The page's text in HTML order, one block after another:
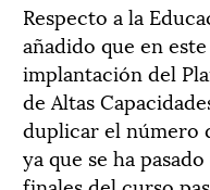
Respecto a la
añadido que en
implantación del
de Altas
duplicar el número
ya que se ha